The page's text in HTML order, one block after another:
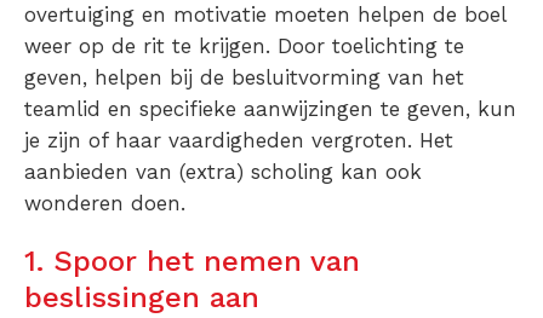
overtuiging en motivatie moeten helpen de boel
weer op de rit te krijgen. Door toelichting te
geven, helpen bij de besluitvorming van het
teamlid en specifieke aanwijzingen te geven, kun
je zijn of haar vaardigheden vergroten. Het
aanbieden van (extra) scholing kan ook
wonderen doen.
1. Spoor het nemen van
beslissingen aan